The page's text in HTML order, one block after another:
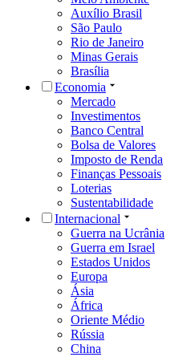
Auxílio Brasil
São Paulo
Rio de Janeiro
Minas Gerais
Brasília
Economia
Mercado
Investimentos
Banco Central
Bolsa de Valores
Imposto de Renda
Finanças Pessoais
Loterias
Sustentabilidade
Internacional
Guerra na Ucrânia
Guerra em Israel
Estados Unidos
Europa
Ásia
África
Oriente Médio
Rússia
China